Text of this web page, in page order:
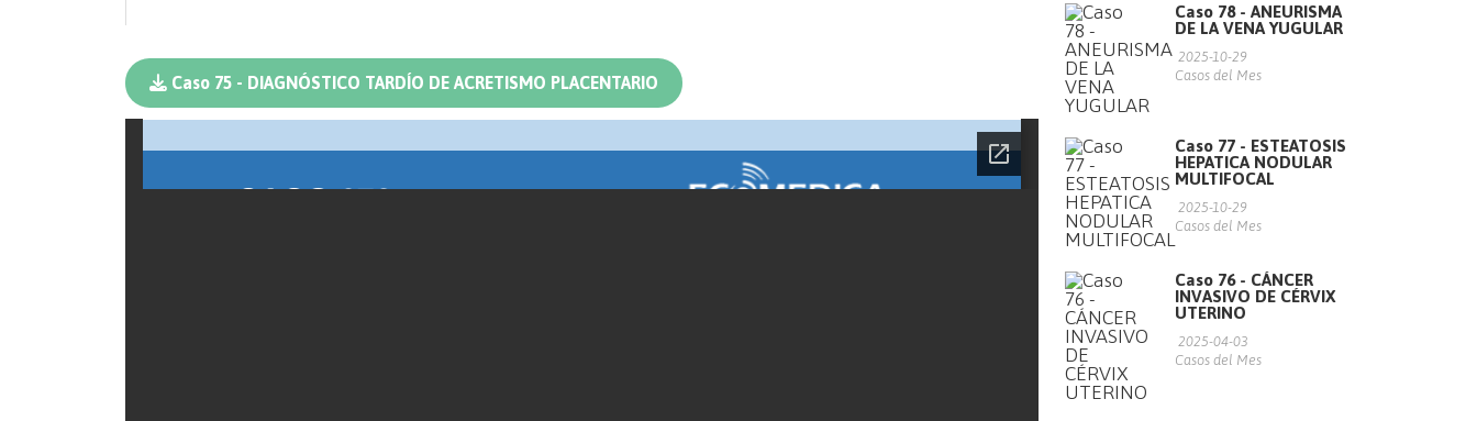
Caso 75 - DIAGNÓSTICO TARDÍO DE ACRETISMO PLACENTARIO
Caso 78 - ANEURISMA
DE LA VENA YUGULAR
2025-10-29
Casos del Mes
Caso 77 - ESTEATOSIS
HEPATICA NODULAR
MULTIFOCAL
2025-10-29
Casos del Mes
Caso 76 - CÁNCER
INVASIVO DE CÉRVIX
UTERINO
2025-04-03
Casos del Mes